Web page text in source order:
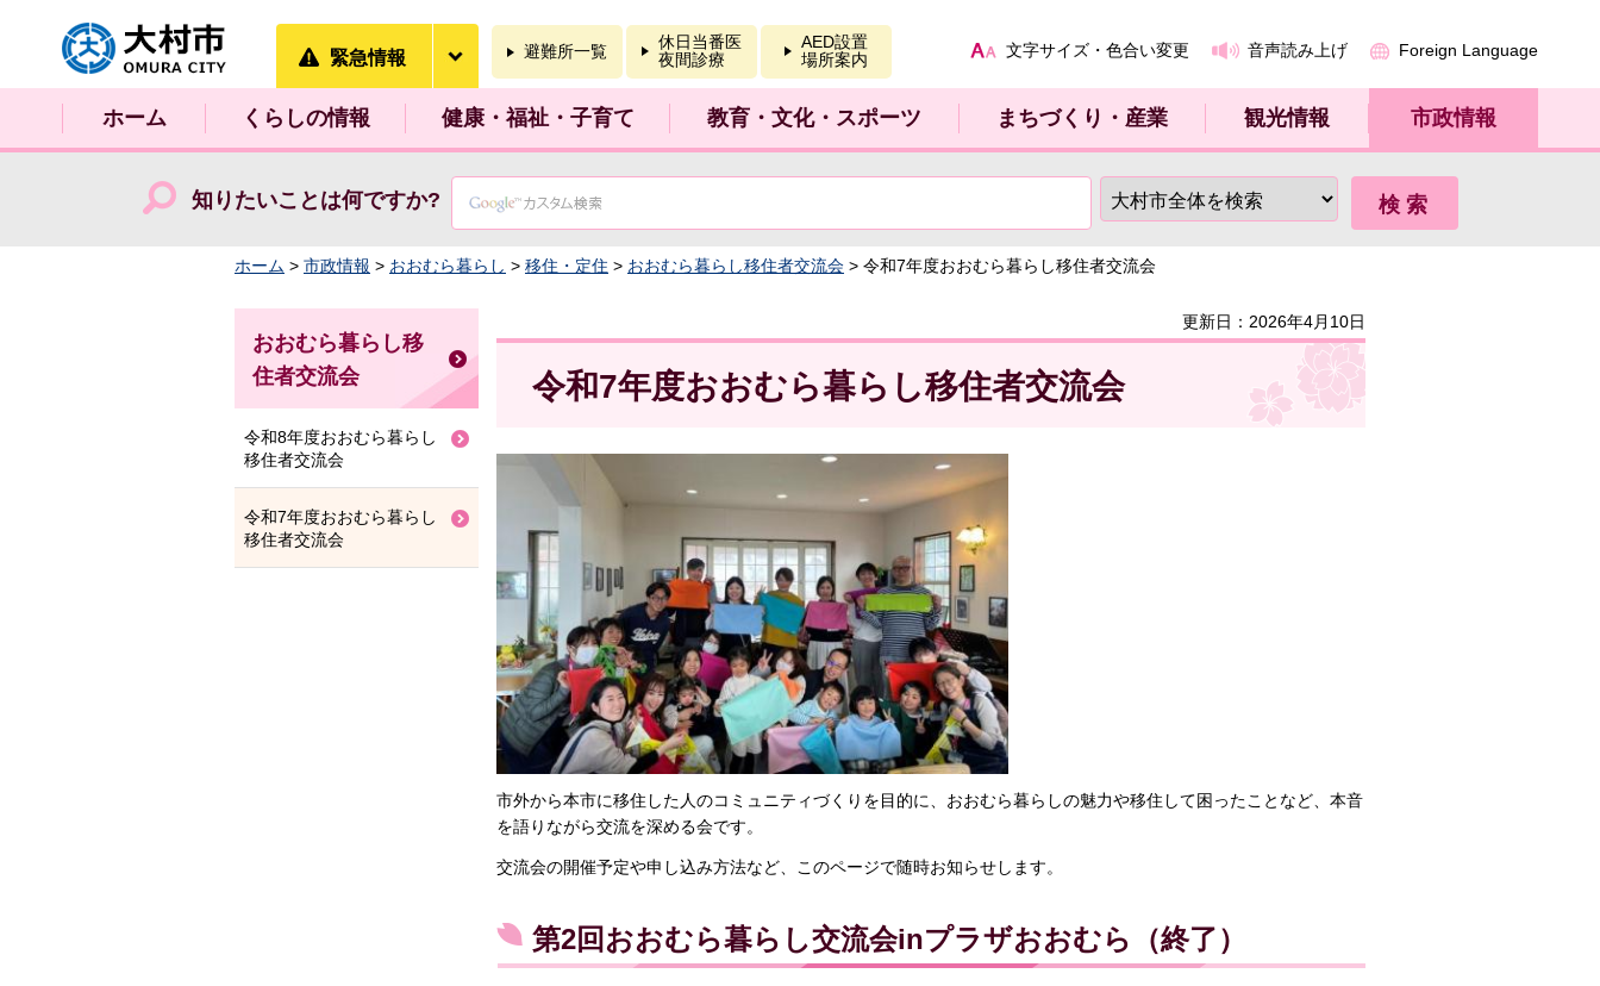
大村市
緊急情報 避難所一覧
休日当番医
夜間診療
AED設置
場所案内
文字サイズ・色合い変更 音声読み上げ Foreign Language
ホーム くらしの情報 健康・福祉・子育て 教育・文化・スポーツ まちづくり・産業 観光情報 市政情報
知りたいことは何ですか?
ホーム > 市政情報 > おおむら暮らし > 移住・定住 > おおむら暮らし移住者交流会 > 令和7年度おおむら暮らし移住者交流会
更新日：2026年4月10日
令和7年度おおむら暮らし移住者交流会
市外から本市に移住した人のコミュニティづくりを目的に、おおむら暮らしの魅力や移住して困ったことなど、本音
を語りながら交流を深める会です。
交流会の開催予定や申し込み方法など、このページで随時お知らせします。
第2回おおむら暮らし交流会inプラザおおむら（終了）
おおむら暮らし移
住者交流会
令和8年度おおむら暮らし
移住者交流会
令和7年度おおむら暮らし
移住者交流会